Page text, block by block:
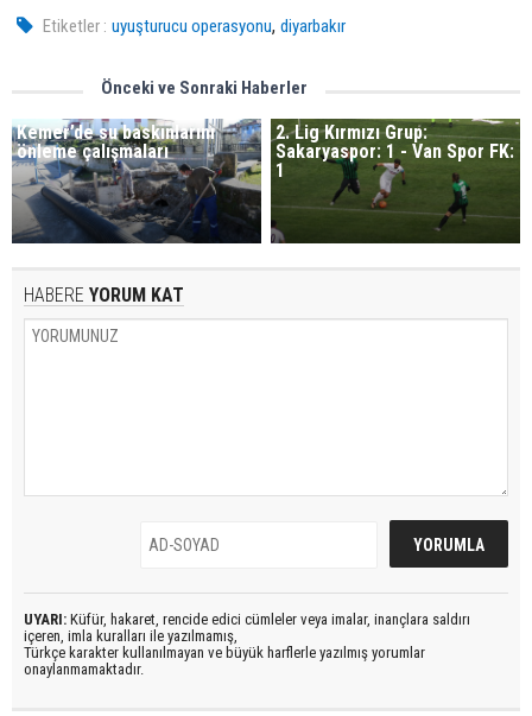
Etiketler : uyuşturucu operasyonu,diyarbakır
Önceki ve Sonraki Haberler
Kemer’de su baskınlarını
önleme çalışmaları
2. Lig Kırmızı Grup:
Sakaryaspor: 1 - Van Spor FK:
1
HABERE YORUM KAT
UYARI: Küfür, hakaret, rencide edici cümleler veya imalar, inançlara saldırı
içeren, imla kuralları ile yazılmamış,
Türkçe karakter kullanılmayan ve büyük harflerle yazılmış yorumlar
onaylanmamaktadır.